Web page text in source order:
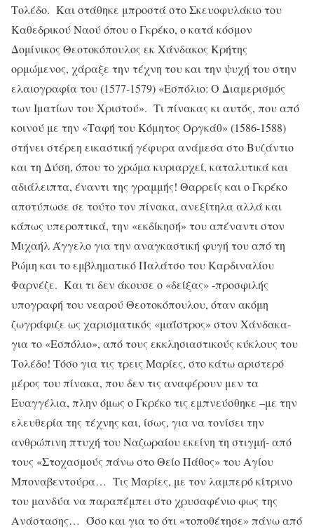
Τολέδο. Και στάθηκε μπροστά στο Σκευοφυλάκιο του
Καθεδρικού Ναού όπου ο Γκρέκο, ο κατά κόσμον
Δομίνικος Θεοτοκόπουλος εκ Χάνδακος Κρήτης
ορμώμενος, χάραξε την τέχνη του και την ψυχή του στην
ελαιογραφία του (1577-1579) «Εσπόλιο: Ο Διαμερισμός
των Ιματίων του Χριστού». Τι πίνακας κι αυτός, που από
κοινού με την «Ταφή του Κόμητος Οργκάθ» (1586-1588)
στήνει στέρεη εικαστική γέφυρα ανάμεσα στο Βυζάντιο
και τη Δύση, όπου το χρώμα κυριαρχεί, καταλυτικά και
αδιάλειπτα, έναντι της γραμμής! Θαρρείς και ο Γκρέκο
αποτύπωσε σε τούτο τον πίνακα, ανεξίτηλα αλλά και
κάπως υπεροπτικά, την «εκδίκησή» του απέναντι στον
Μιχαήλ Άγγελο για την αναγκαστική φυγή του από τη
Ρώμη και το εμβληματικό Παλάτσο του Καρδιναλίου
Φαρνέζε. Και τι δεν άκουσε ο «δείξας» -προσφιλής
υπογραφή του νεαρού Θεοτοκόπουλου, όταν ακόμη
ζωγράφιζε ως χαρισματικός «μαΐστρος» στον Χάνδακα-
για το «Εσπόλιο», από τους εκκλησιαστικούς κύκλους του
Τολέδο! Τόσο για τις τρεις Μαρίες, στο κάτω αριστερό
μέρος του πίνακα, που δεν τις αναφέρουν μεν τα
Ευαγγέλια, πλην όμως ο Γκρέκο τις εμπνεύσθηκε –με την
ελευθερία της τέχνης και, ίσως, για να τονίσει την
ανθρώπινη πτυχή του Ναζωραίου εκείνη τη στιγμή- από
τους «Στοχασμούς πάνω στο Θείο Πάθος» του Αγίου
Μποναβεντούρα… Τις Μαρίες, με τον λαμπερό κίτρινο
του μανδύα να παραπέμπει στο χρυσαφένιο φως της
Ανάστασης… Όσο και για το ότι «τοποθέτησε» πάνω από